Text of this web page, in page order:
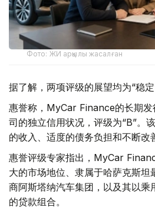
Фото: ЖИ арқылы жасалған
据了解，两项评级的展望均为“稳定
惠誉称，MyCar Finance的长期发
司的独立信用状况，评级为“B”。
的收入、适度的债务负担和不断改
惠誉评级专家指出，MyCar
大的市场地位、隶属于哈萨克斯坦
商阿斯塔纳汽车集团，以及其以乘
的贷款组合。